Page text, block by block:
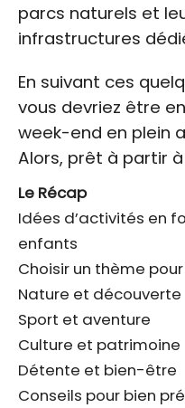
parcs naturels et
infrastructures
En suivant ces
vous devriez être
week-end en plein
Alors, prêt à partir à
Le Récap
Idées d’activités en
enfants
Choisir un thème
Nature et découverte
Sport et aventure
Culture et patrimoine
Détente et bien-être
Conseils pour bien